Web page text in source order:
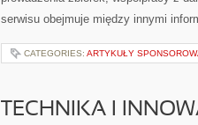
serwisu obejmuje między innymi
CATEGORIES: ARTYKUŁY
TECHNIKA I